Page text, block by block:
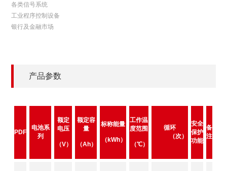
各类信号系统
工业程序控制设备
银行及金融市场
产品参数
PDF
电池系
列
额定
电压
（V）
额定容
量
（Ah）
标称能量
（kWh）
工作温
度范围
（℃）
循环
（次）
安全
保护
功能
备
注